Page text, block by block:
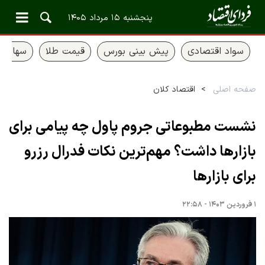
پنجشنبه ۱۵ مرداد ۱۴۰۵
سواد اقتصادی پیش بینی بورس قیمت طلا سهام
صفحه اصلی اقتصاد کلان
نشست مطبوعاتی جروم پاول چه پیامی برای
بازارها داشت؟ مهم‌ترین نکات فدرال رزرو
برای بازارها
۱ فروردین ۱۴۰۳ - ۲۲:۵۸